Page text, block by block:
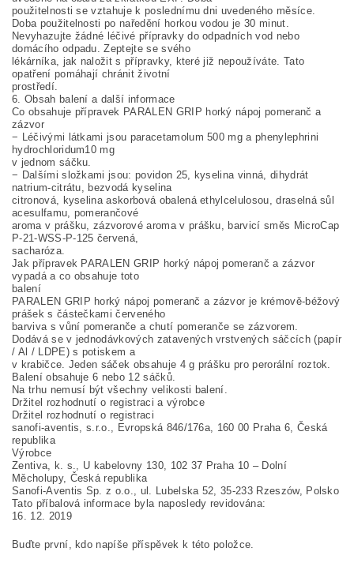
použitelnosti se vztahuje k poslednímu dni uvedeného měsíce.
Doba použitelnosti po naředění horkou vodou je 30 minut.
Nevyhazujte žádné léčivé přípravky do odpadních vod nebo
domácího odpadu. Zeptejte se svého
lékárníka, jak naložit s přípravky, které již nepoužíváte. Tato
opatření pomáhají chránit životní
prostředí.
6. Obsah balení a další informace
Co obsahuje přípravek PARALEN GRIP horký nápoj pomeranč a
zázvor
− Léčivými látkami jsou paracetamolum 500 mg a phenylephrini
hydrochloridum10 mg
v jednom sáčku.
− Dalšími složkami jsou: povidon 25, kyselina vinná, dihydrát
natrium-citrátu, bezvodá kyselina
citronová, kyselina askorbová obalená ethylcelulosou, draselná sůl
acesulfamu, pomerančové
aroma v prášku, zázvorové aroma v prášku, barvicí směs MicroCap
P-21-WSS-P-125 červená,
sacharóza.
Jak přípravek PARALEN GRIP horký nápoj pomeranč a zázvor
vypadá a co obsahuje toto
balení
PARALEN GRIP horký nápoj pomeranč a zázvor je krémově-béžový
prášek s částečkami červeného
barviva s vůní pomeranče a chutí pomeranče se zázvorem.
Dodává se v jednodávkových zatavených vrstvených sáčcích (papír
/ Al / LDPE) s potiskem a
v krabičce. Jeden sáček obsahuje 4 g prášku pro perorální roztok.
Balení obsahuje 6 nebo 12 sáčků.
Na trhu nemusí být všechny velikosti balení.
Držitel rozhodnutí o registraci a výrobce
Držitel rozhodnutí o registraci
sanofi-aventis, s.r.o., Evropská 846/176a, 160 00 Praha 6, Česká
republika
Výrobce
Zentiva, k. s., U kabelovny 130, 102 37 Praha 10 – Dolní
Měcholupy, Česká republika
Sanofi-Aventis Sp. z o.o., ul. Lubelska 52, 35-233 Rzeszów, Polsko
Tato příbalová informace byla naposledy revidována:
16. 12. 2019
Buďte první, kdo napíše příspěvek k této položce.